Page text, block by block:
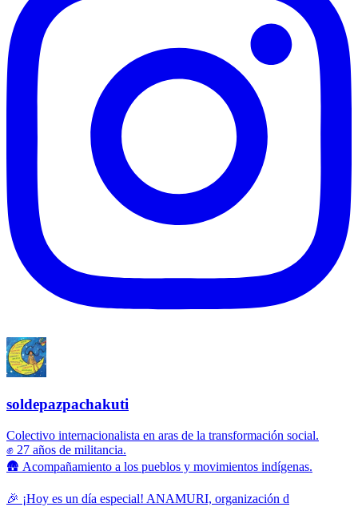
soldepazpachakuti
Colectivo internacionalista en aras de la transformación social.
✊ 27 años de militancia.
🛖 Acompañamiento a los pueblos y movimientos indígenas.
🎉 ¡Hoy es un día especial! ANAMURI, organización d